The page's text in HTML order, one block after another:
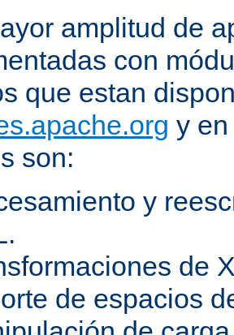
amplitud de
con
que estan
y
son:
y
de
de espacios